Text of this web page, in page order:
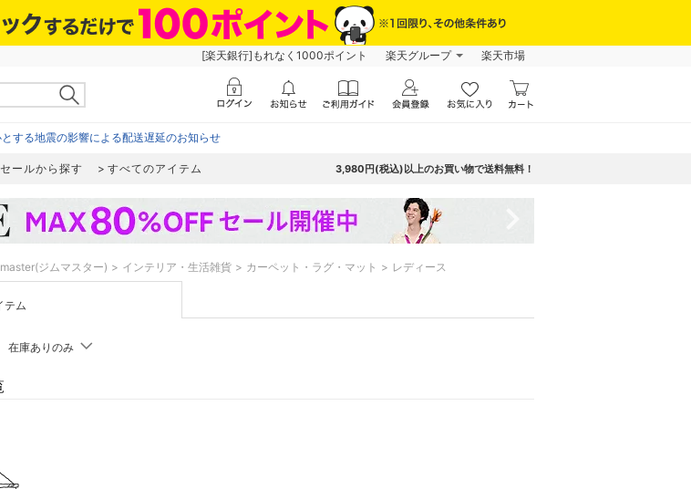
[楽天銀行]もれなく1000ポイント 楽天グループ 楽天市場
する地震の影響による配送遅延のお知らせ
セールから探す すべてのアイテム 3,980円(税込)以上のお買い物で送料無料！
ジムマスター) インテリア・生活雑貨 カーペット・ラグ・マット レディース
テム
在庫ありのみ